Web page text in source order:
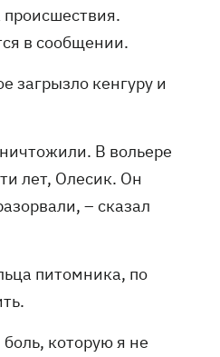
в сообщении.
загрызло кенгуру и
В вольере
лет, Олесик. Он
– сказал
питомника, по
которую я не